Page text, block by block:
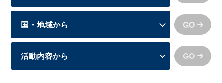
GO
GO